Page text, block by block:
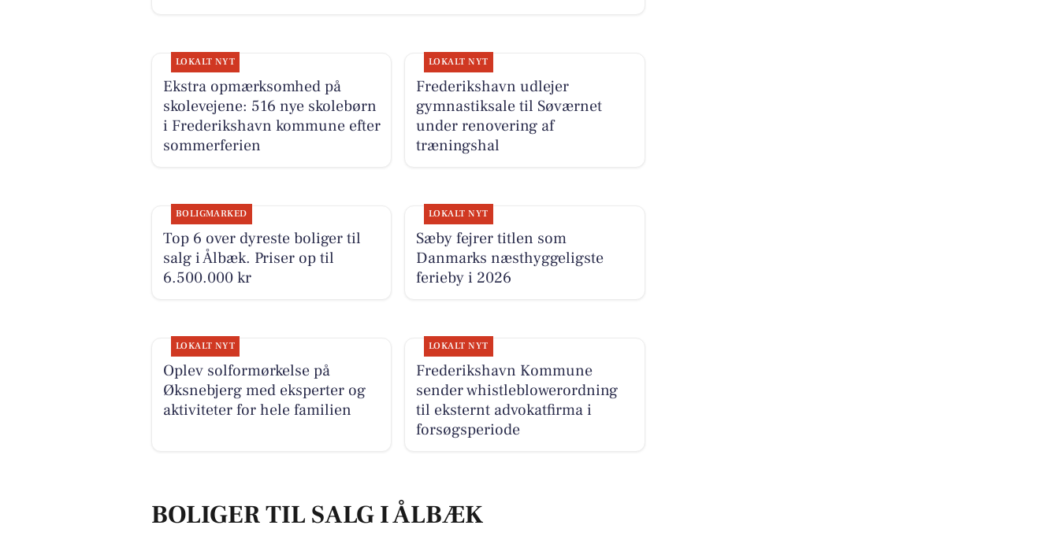
LOKALT NYT
Ekstra opmærksomhed på
skolevejene: 516 nye skolebørn
i Frederikshavn kommune efter
sommerferien
LOKALT NYT
Frederikshavn udlejer
gymnastiksale til Søværnet
under renovering af
træningshal
BOLIGMARKED
Top 6 over dyreste boliger til
salg i Ålbæk. Priser op til
6.500.000 kr
LOKALT NYT
Sæby fejrer titlen som
Danmarks næsthyggeligste
ferieby i 2026
LOKALT NYT
Oplev solformørkelse på
Øksnebjerg med eksperter og
aktiviteter for hele familien
LOKALT NYT
Frederikshavn Kommune
sender whistleblowerordning
til eksternt advokatfirma i
forsøgsperiode
BOLIGER TIL SALG I ÅLBÆK